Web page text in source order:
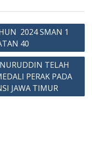
2024 SMAN 1
40
TELAH
PERAK PADA
JAWA TIMUR